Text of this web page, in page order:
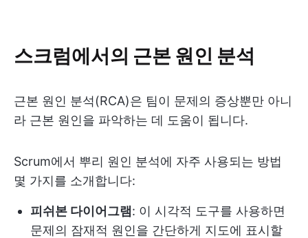
스크럼에서의 근본 원인 분석
근본 원인 분석(RCA)은 팀이 문제의 증상뿐만 아니
라 근본 원인을 파악하는 데 도움이 됩니다.
Scrum에서 뿌리 원인 분석에 자주 사용되는 방법
몇 가지를 소개합니다:
피쉬본 다이어그램: 이 시각적 도구를 사용하면
문제의 잠재적 원인을 간단하게 지도에 표시할